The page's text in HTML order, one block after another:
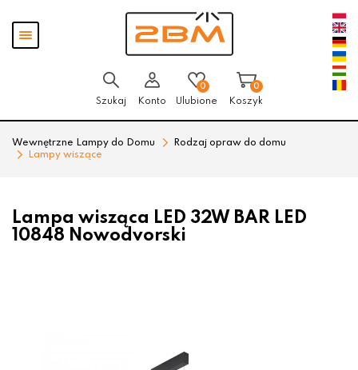
Pokaż
menu
Szukaj Konto
0
Ulubione
0
Koszyk
Wewnętrzne Lampy do Domu
Rodzaj opraw do domu
Lampy wiszące
Lampa wisząca LED 32W BAR LED
10848 Nowodvorski